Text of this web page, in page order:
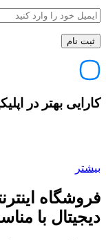
کارایی بهتر در
بیشتر
فروشگاه
دیجیتال با